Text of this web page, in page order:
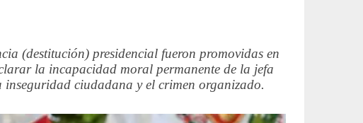
(destitución) presidencial fueron promovidas en
la incapacidad moral permanente de la jefa
ciudadana y el crimen organizado.